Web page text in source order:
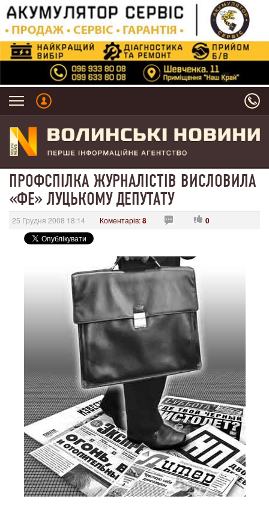
ПРОФСПІЛКА ЖУРНАЛІСТІВ ВИСЛОВИЛА
«ФЕ» ЛУЦЬКОМУ ДЕПУТАТУ
25 Грудня 2008 18:14 Коментарів:8 0